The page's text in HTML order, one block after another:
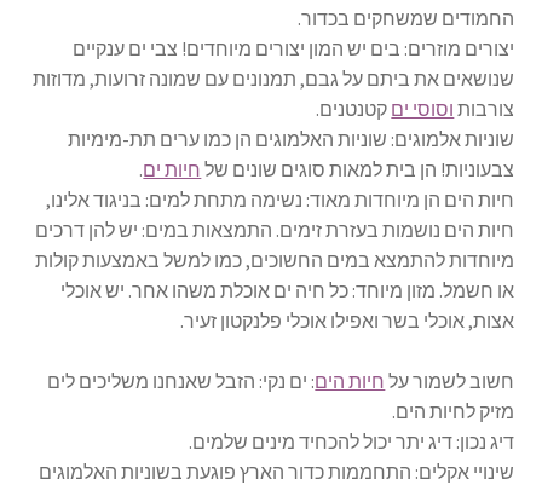
החמודים שמשחקים בכדור.
יצורים מוזרים: בים יש המון יצורים מיוחדים! צבי ים ענקיים
שנושאים את ביתם על גבם, תמנונים עם שמונה זרועות, מדוזות
צורבות וסוסי ים קטנטנים.
שוניות אלמוגים: שוניות האלמוגים הן כמו ערים תת-מימיות
צבעוניות! הן בית למאות סוגים שונים של חיות ים.
חיות הים הן מיוחדות מאוד: נשימה מתחת למים: בניגוד אלינו,
חיות הים נושמות בעזרת זימים. התמצאות במים: יש להן דרכים
מיוחדות להתמצא במים החשוכים, כמו למשל באמצעות קולות
או חשמל. מזון מיוחד: כל חיה ים אוכלת משהו אחר. יש אוכלי
אצות, אוכלי בשר ואפילו אוכלי פלנקטון זעיר.
חשוב לשמור על חיות הים: ים נקי: הזבל שאנחנו משליכים לים
מזיק לחיות הים.
דיג נכון: דיג יתר יכול להכחיד מינים שלמים.
שינויי אקלים: התחממות כדור הארץ פוגעת בשוניות האלמוגים